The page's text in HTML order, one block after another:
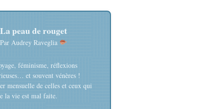
La peau de rouget
Par Audrey Raveglia
féminisme, réflexions
et souvent vénères !
mensuelle de celles et ceux qui
la vie est mal faite.